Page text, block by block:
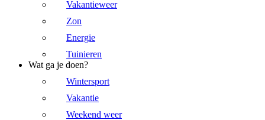
Vakantieweer
Zon
Energie
Tuinieren
Wat ga je doen?
Wintersport
Vakantie
Weekend weer